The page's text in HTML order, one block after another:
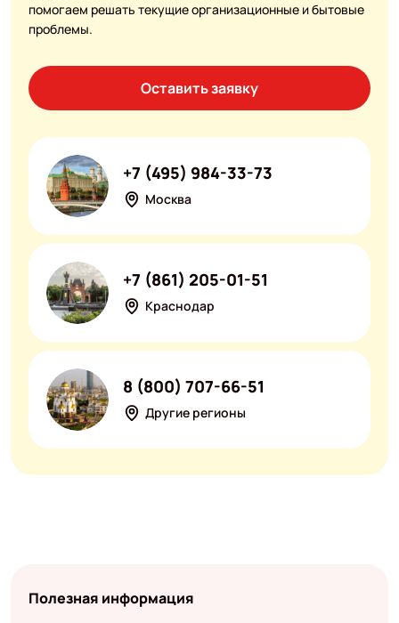
помогаем решать текущие организационные и бытовые
проблемы.
Оставить заявку
Москва
+7 (495) 984-33-73
Краснодар
+7 (861) 205-01-51
Другие регионы
8 (800) 707-66-51
Полезная информация